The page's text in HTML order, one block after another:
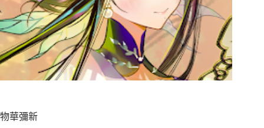
物華彌新